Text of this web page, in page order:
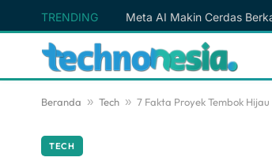
TRENDING
Beranda » Tech » 7 Fakta Proyek Tembok
TECH